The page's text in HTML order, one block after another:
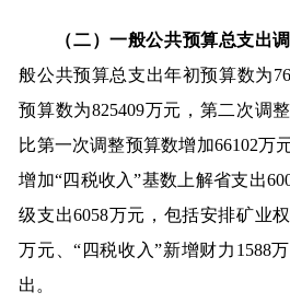
（二）一般公共预算总支出
般公共预算总支出年初预算数为
预算数为825409万元，第二次调
比第一次调整预算数增加66102
增加“四税收入”基数上解省支出
级支出6058万元，包括安排矿业
万元、“四税收入”新增财力1588
出。